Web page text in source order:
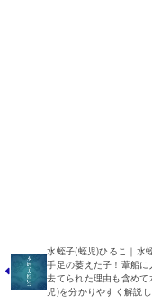
水蛭子(蛭児)ひるこ｜水
手足の萎えた子！葦船に
去てられた理由も含めて
児)を分かりやすく解説